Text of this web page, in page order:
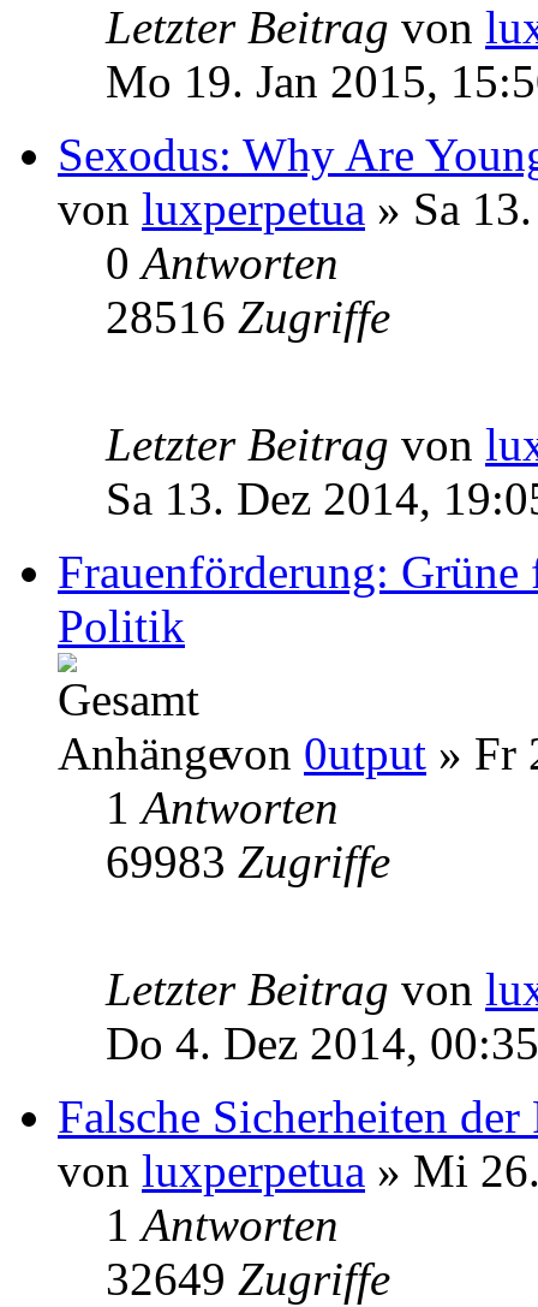
Letzter Beitrag von
Mo 19. Jan 2015,
Sexodus: Why Are
von luxperpetua » Sa
0Antworten
28516 Zugriffe
Letzter Beitrag von
Sa 13. Dez 2014,
Frauenförderung:
Politik
von 0utput » Fr
1Antworten
69983 Zugriffe
Letzter Beitrag von
Do 4. Dez 2014, 00:35
Falsche Sicherheiten
von luxperpetua » Mi
1Antworten
32649 Zugriffe